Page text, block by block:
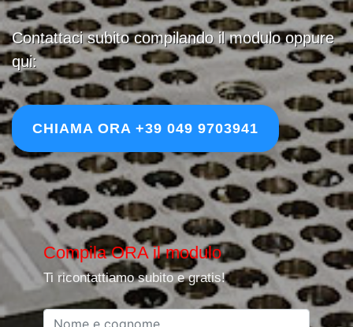
Contattaci subito compilando il modulo oppure
qui:
CHIAMA ORA +39 049 9703941
Compila ORA il modulo
Ti ricontattiamo subito e gratis!